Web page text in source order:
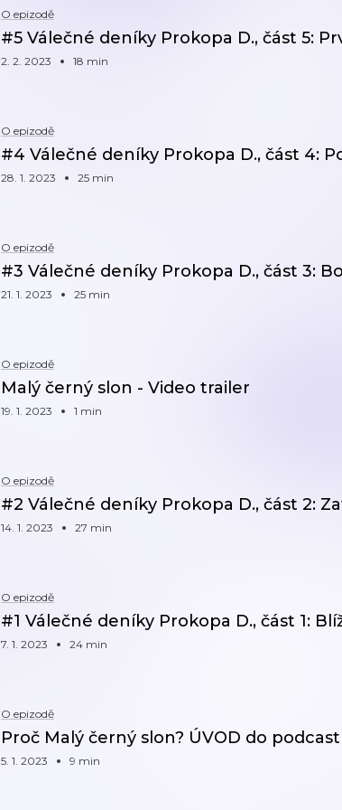
O epizodě
#5 Válečné deníky Prokopa D., část 5:
2. 2. 2023 18 min
O epizodě
#4 Válečné deníky Prokopa D., část 4:
28. 1. 2023 25 min
O epizodě
#3 Válečné deníky Prokopa D., část 3:
21. 1. 2023 25 min
O epizodě
Malý černý slon - Video trailer
19. 1. 2023 1 min
O epizodě
#2 Válečné deníky Prokopa D., část 2:
14. 1. 2023 27 min
O epizodě
#1 Válečné deníky Prokopa D., část 1:
7. 1. 2023 24 min
O epizodě
Proč Malý černý slon? ÚVOD do
5. 1. 2023 9 min